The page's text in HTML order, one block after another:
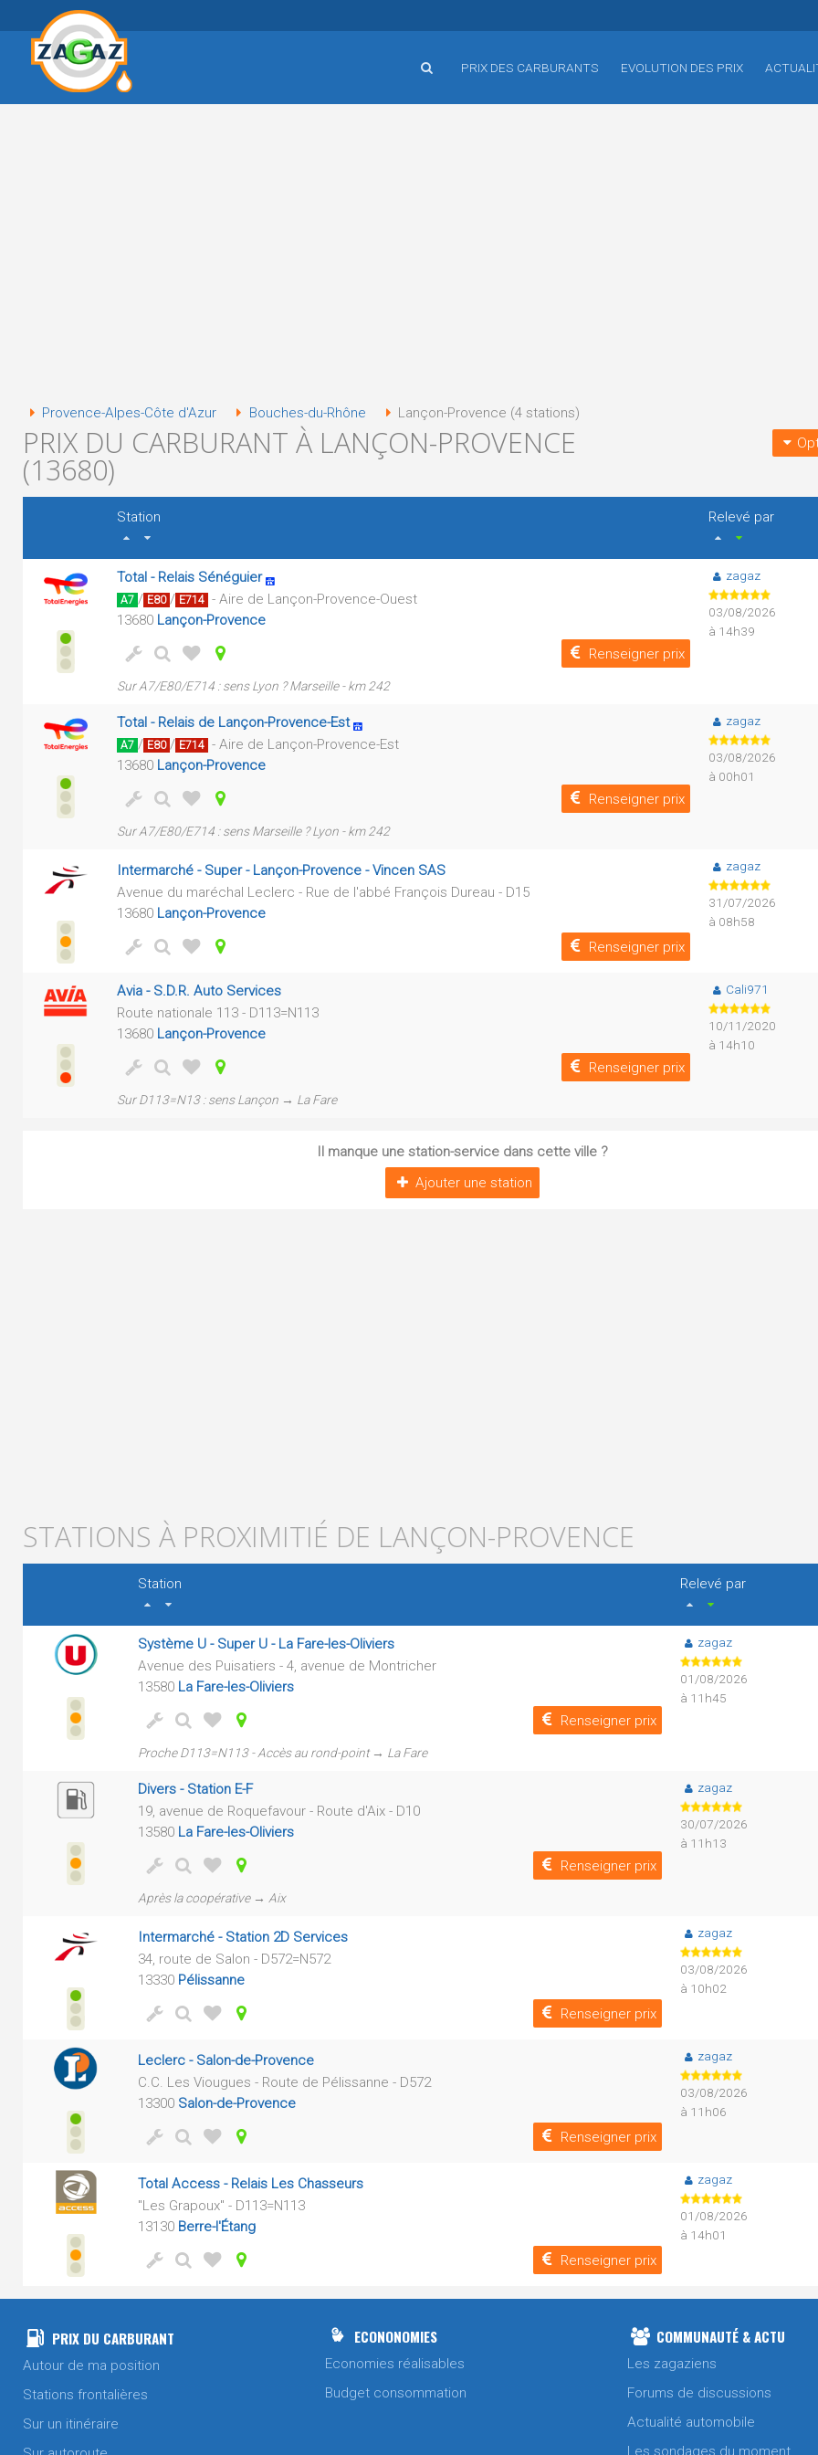
PRIX DES CARBURANTS EVOLUTION DES PRIX
Provence-Alpes-Côte d'Azur Bouches-du-Rhône Lançon-Provence (4 stations)
PRIX DU CARBURANT À LANÇON-PROVENCE
(13680)
Station
Relevé par
Total - Relais Sénéguier
A7 / E80 / E714 - Aire de Lançon-Provence-Ouest
13680 Lançon-Provence
Renseigner prix
Sur A7/E80/E714 : sens Lyon ? Marseille - km 242
zagaz
03/08/2026
à 14h39
Total - Relais de Lançon-Provence-Est
A7 / E80 / E714 - Aire de Lançon-Provence-Est
13680 Lançon-Provence
Renseigner prix
Sur A7/E80/E714 : sens Marseille ? Lyon - km 242
zagaz
03/08/2026
à 00h01
Intermarché - Super - Lançon-Provence - Vincen SAS
Avenue du maréchal Leclerc - Rue de l'abbé François Dureau - D15
13680 Lançon-Provence
Renseigner prix
zagaz
31/07/2026
à 08h58
Avia - S.D.R. Auto Services
Route nationale 113 - D113=N113
13680 Lançon-Provence
Renseigner prix
Sur D113=N13 : sens Lançon → La Fare
Cali971
10/11/2020
à 14h10
Il manque une station-service dans cette ville ?
Ajouter une station
STATIONS À PROXIMITIÉ DE LANÇON-PROVENCE
Station
Relevé par
Système U - Super U - La Fare-les-Oliviers
Avenue des Puisatiers - 4, avenue de Montricher
13580 La Fare-les-Oliviers
Renseigner prix
Proche D113=N113 - Accès au rond-point → La Fare
zagaz
01/08/2026
à 11h45
Divers - Station E-F
19, avenue de Roquefavour - Route d'Aix - D10
13580 La Fare-les-Oliviers
Renseigner prix
Après la coopérative → Aix
zagaz
30/07/2026
à 11h13
Intermarché - Station 2D Services
34, route de Salon - D572=N572
13330 Pélissanne
Renseigner prix
zagaz
03/08/2026
à 10h02
Leclerc - Salon-de-Provence
C.C. Les Viougues - Route de Pélissanne - D572
13300 Salon-de-Provence
Renseigner prix
zagaz
03/08/2026
à 11h06
Total Access - Relais Les Chasseurs
"Les Grapoux" - D113=N113
13130 Berre-l'Étang
Renseigner prix
zagaz
01/08/2026
à 14h01
PRIX DU CARBURANT
Autour de ma position
Stations frontalières
Sur un itinéraire
ECONONOMIES
Economies réalisables
Budget consommation
COMMUNAUTÉ & ACTU
Les zagaziens
Forums de discussions
Actualité automobile
Les sondages du moment